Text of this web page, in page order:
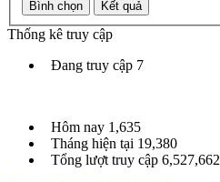
Thống kê truy cập
Đang truy cập 7
Hôm nay 1,635
Tháng hiện tại 19,380
Tổng lượt truy cập 6,527,662